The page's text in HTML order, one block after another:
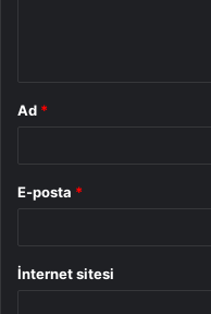
Ad *
E-posta *
İnternet sitesi